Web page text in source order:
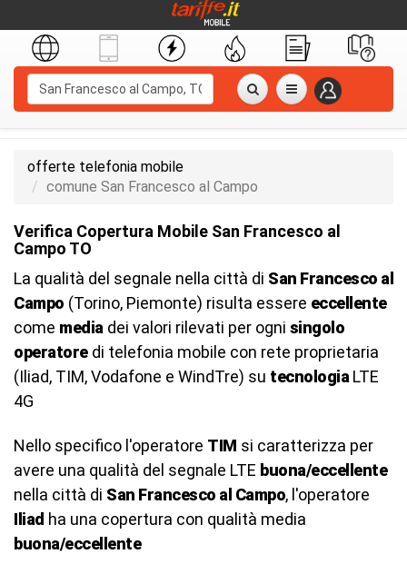
offerte telefonia mobile
comune San Francesco al Campo
Verifica Copertura Mobile San Francesco al
Campo TO
La qualità del segnale nella città di San Francesco al
Campo (Torino, Piemonte) risulta essere eccellente
come media dei valori rilevati per ogni singolo
operatoredi telefonia mobile con rete proprietaria
(Iliad, TIM, Vodafone e WindTre) su tecnologia LTE
4G
Nello specifico l'operatore TIM si caratterizza per
avere una qualità del segnale LTE buona/eccellente
nella città di San Francesco al Campo, l'operatore
Iliad ha una copertura con qualità media
buona/eccellente